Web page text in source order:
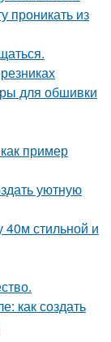
проникать из
для обшивки
пример
уютную
40м стильной и
как создать